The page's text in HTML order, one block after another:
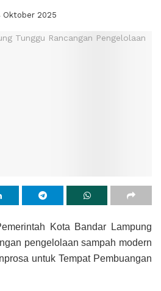
Oktober 2025
Kota Bandar Lampung
pengelolaan sampah modern
untuk Tempat Pembuangan